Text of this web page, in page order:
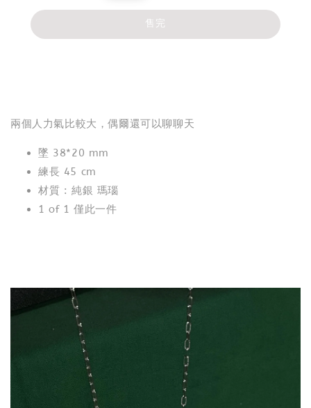
售完
兩個人力氣比較大，偶爾還可以聊聊天
墜 38*20 mm
練長 45 cm
材質 : 純銀 瑪瑙
1 of 1 僅此一件